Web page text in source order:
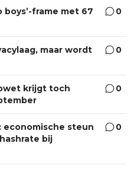
frame met 67
0
maar wordt
0
krijgt toch
0
economische steun
bij
0